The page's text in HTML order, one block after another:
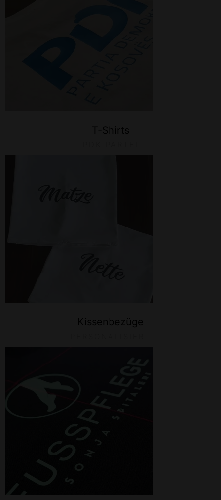
T-Shirts
Kissenbezüge